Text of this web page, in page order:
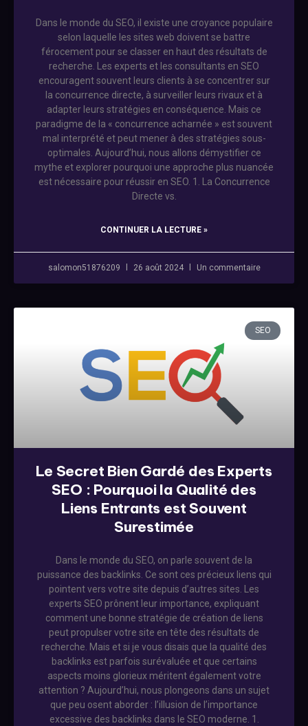
Dans le monde du SEO, il existe une croyance populaire
selon laquelle les sites web doivent se battre
férocement pour se classer en haut des résultats de
recherche. Les experts et les consultants en SEO
encouragent souvent leurs clients à se concentrer sur
la concurrence directe, à surveiller leurs rivaux et à
adapter leurs stratégies en conséquence. Mais ce
paradigme de la « concurrence acharnée » est souvent
mal interprété et peut mener à des stratégies sous-
optimales. Aujourd’hui, nous allons démystifier ce
mythe et explorer pourquoi une approche plus nuancée
est nécessaire pour réussir en SEO. 1. La Concurrence
Directe vs.
CONTINUER LA LECTURE »
salomon51876209 26 août 2024 Un commentaire
SEO
Le Secret Bien Gardé des Experts
SEO : Pourquoi la Qualité des
Liens Entrants est Souvent
Surestimée
Dans le monde du SEO, on parle souvent de la
puissance des backlinks. Ce sont ces précieux liens qui
pointent vers votre site depuis d’autres sites. Les
experts SEO prônent leur importance, expliquant
comment une bonne stratégie de création de liens
peut propulser votre site en tête des résultats de
recherche. Mais et si je vous disais que la qualité des
backlinks est parfois surévaluée et que certains
aspects moins glorieux méritent également votre
attention ? Aujourd’hui, nous plongeons dans un sujet
que peu osent aborder : l’illusion de l’importance
excessive des backlinks dans le SEO moderne. 1.